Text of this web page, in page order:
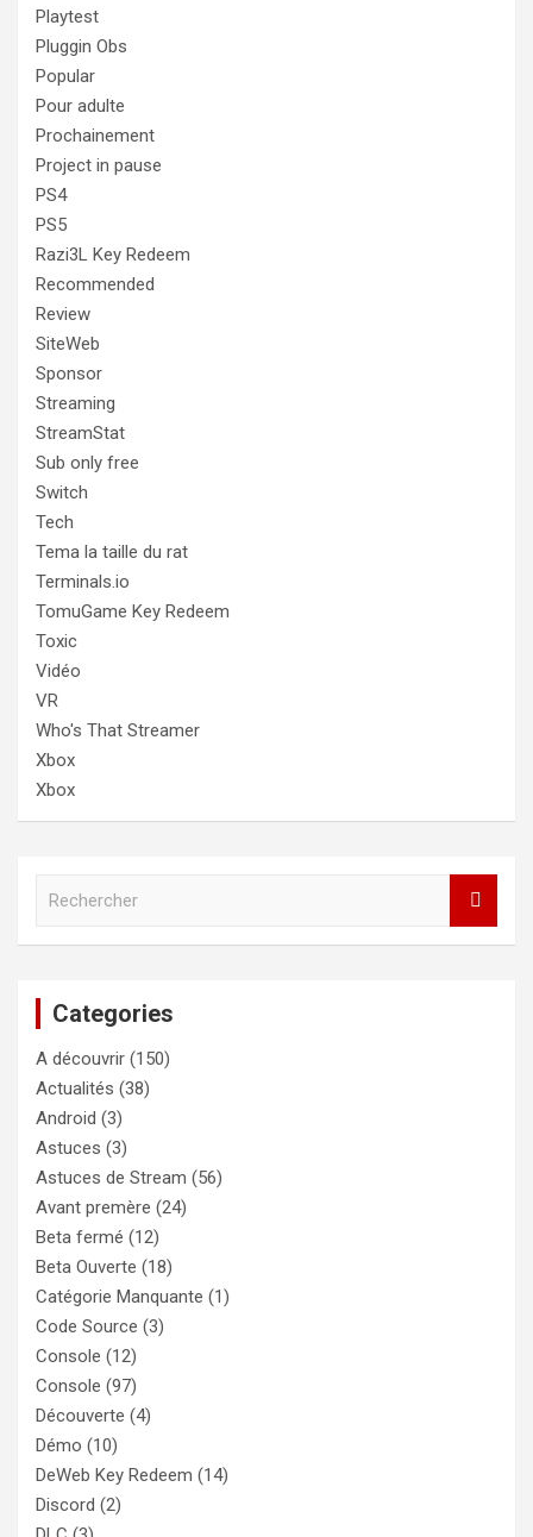
Playtest
Pluggin Obs
Popular
Pour adulte
Prochainement
Project in pause
PS4
PS5
Razi3L Key Redeem
Recommended
Review
SiteWeb
Sponsor
Streaming
StreamStat
Sub only free
Switch
Tech
Tema la taille du rat
Terminals.io
TomuGame Key Redeem
Toxic
Vidéo
VR
Who's That Streamer
Xbox
Xbox
c
h
e
r
Categories
A découvrir (150)
Actualités (38)
Android (3)
Astuces (3)
Astuces de Stream (56)
Avant premère (24)
Beta fermé (12)
Beta Ouverte (18)
Catégorie Manquante (1)
Code Source (3)
Console (12)
Console (97)
Découverte (4)
Démo (10)
DeWeb Key Redeem (14)
Discord (2)